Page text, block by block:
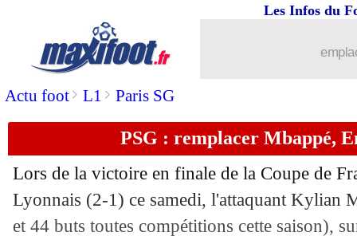
Actu foot> L1 > Paris SG
Les Infos du
PSG : remplacer Mbappé,
Lors de la victoire en finale de la Coupe de
Lyonnais (2-1) ce samedi, l'attaquant Kylian
et 44 buts toutes compétitions cette saison),
Milan: les mots d'Ibrahimovic pour
26/05 Real
26/05 PSG: Lizarazu juge le passage de
26/05 Lyon: les incidents, le communiqué
26/05 Man City: le mea culpa de Guardiola